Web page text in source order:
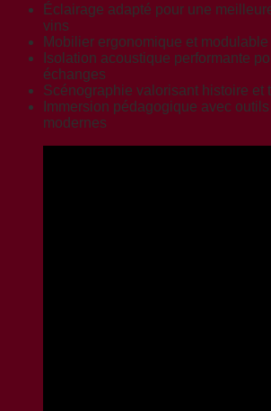
Éclairage adapté pour une
vins
Mobilier ergonomique et modulable
Isolation acoustique performante
échanges
Scénographie valorisant histoire et
Immersion pédagogique avec
modernes